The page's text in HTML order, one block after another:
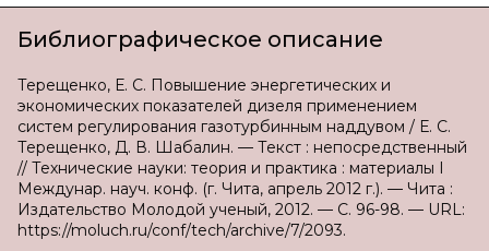
Библиографическое описание
Терещенко, Е. С. Повышение энергетических и
экономических показателей дизеля применением
систем регулирования газотурбинным наддувом / Е. С.
Терещенко, Д. В. Шабалин. — Текст : непосредственный
// Технические науки: теория и практика : материалы I
Междунар. науч. конф. (г. Чита, апрель 2012 г.). — Чита :
Издательство Молодой ученый, 2012. — С. 96-98. — URL:
https://moluch.ru/conf/tech/archive/7/2093.